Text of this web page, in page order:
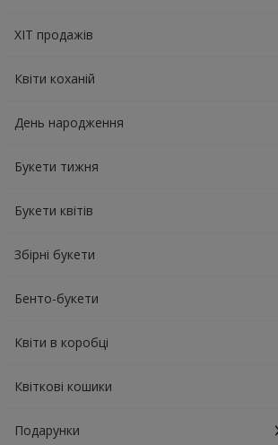
ХІТ продажів
Квіти коханій
День народження
Букети тижня
Букети квітів
Збірні букети
Бенто-букети
Квіти в коробці
Квіткові кошики
Подарунки